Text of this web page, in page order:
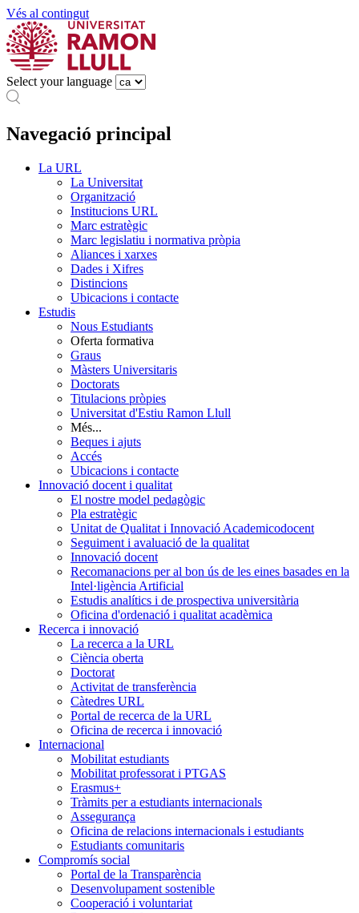
Vés al contingut
Select your language
Navegació principal
La URL
La Universitat
Organització
Institucions URL
Marc estratègic
Marc legislatiu i normativa pròpia
Aliances i xarxes
Dades i Xifres
Distincions
Ubicacions i contacte
Estudis
Nous Estudiants
Oferta formativa
Graus
Màsters Universitaris
Doctorats
Titulacions pròpies
Universitat d'Estiu Ramon Llull
Més...
Beques i ajuts
Accés
Ubicacions i contacte
Innovació docent i qualitat
El nostre model pedagògic
Pla estratègic
Unitat de Qualitat i Innovació Academicodocent
Seguiment i avaluació de la qualitat
Innovació docent
Recomanacions per al bon ús de les eines basades en la
Intel·ligència Artificial
Estudis analítics i de prospectiva universitària
Oficina d'ordenació i qualitat acadèmica
Recerca i innovació
La recerca a la URL
Ciència oberta
Doctorat
Activitat de transferència
Càtedres URL
Portal de recerca de la URL
Oficina de recerca i innovació
Internacional
Mobilitat estudiants
Mobilitat professorat i PTGAS
Erasmus+
Tràmits per a estudiants internacionals
Assegurança
Oficina de relacions internacionals i estudiants
Estudiants comunitaris
Compromís social
Portal de la Transparència
Desenvolupament sostenible
Cooperació i voluntariat